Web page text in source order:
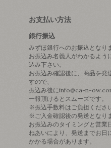
お支払い方法
銀行振込
みずほ銀行へのお振込となり
お振込み名義人がわかるよう
込み下さい。
お振込み確認後に、商品を発
すので、
振込み後にinfo@ca-n-
一報頂けるとスムーズです。
※振込手数料はご負担くださ
※ご入金確認後の発送となり
お振込みのタイミングと営業
ねあいにより、発送までお日
かかる場合があります。